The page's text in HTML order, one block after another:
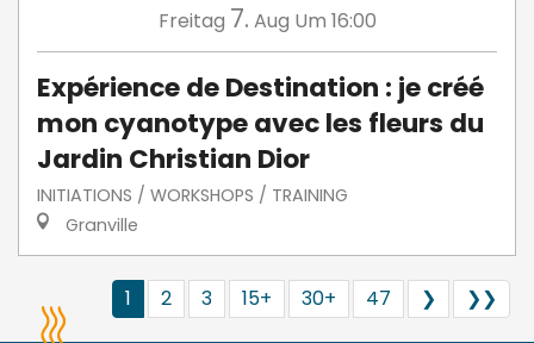
Freitag 7. Aug Um 16:00
Expérience de Destination : je créé
mon cyanotype avec les fleurs du
Jardin Christian Dior
INITIATIONS / WORKSHOPS / TRAINING
Granville
1 2 3 15+ 30+ 47 ❯ ❯❯